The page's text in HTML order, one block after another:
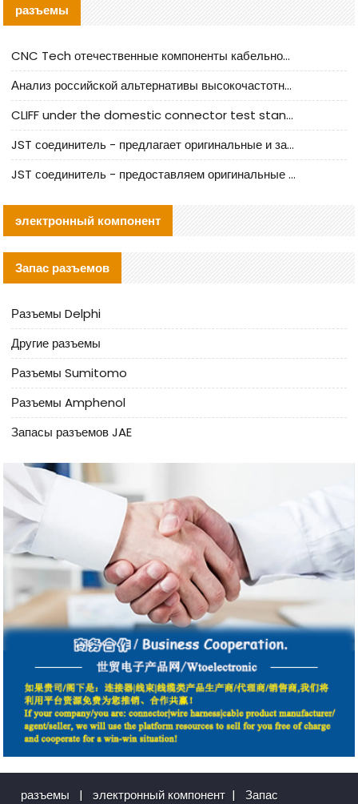
разъемы
CNC Tech отечественные компоненты кабельной арматуры оценка и руководство по производственному внедрению
Анализ российской альтернативы высокочастотных кабельных колодцев I-PEX
CLIFF under the domestic connector test standard update
JST соединитель - предлагает оригинальные и заменяющие JST NSHR-02V-S соединители
JST соединитель - предоставляем оригинальные JST GHR-09V-S соединители и их аналоги
электронный компонент
Запас разъемов
Разъемы Delphi
Другие разъемы
Разъемы Sumitomo
Разъемы Amphenol
Запасы разъемов JAE
разъемы | электронный компонент | Запас